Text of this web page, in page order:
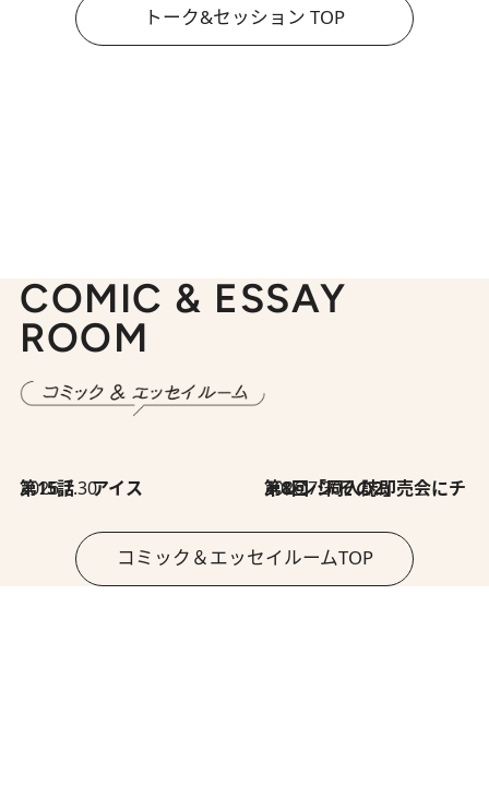
トーク&セッション TOP
COMIC & ESSAY
ROOM
2026.7.30
第15話 アイス 2026.7.30
第8回「同人誌即売会にチャレンジ その2」
コミック＆エッセイルームTOP